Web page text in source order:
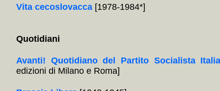
Vita cecoslovacca [1978-1984*]
Quotidiani
Avanti! Quotidiano del Partito Socialista
edizioni di Milano e Roma]